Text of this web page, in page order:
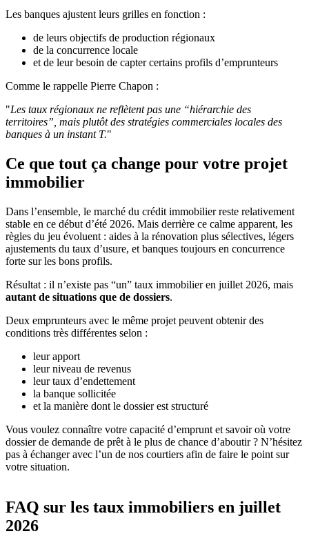
Les banques ajustent leurs grilles en fonction :
de leurs objectifs de production régionaux
de la concurrence locale
et de leur besoin de capter certains profils d’emprunteurs
Comme le rappelle Pierre Chapon :
"Les taux régionaux ne reflètent pas une “hiérarchie des
territoires”, mais plutôt des stratégies commerciales locales des
banques à un instant T."
Ce que tout ça change pour votre projet
immobilier
Dans l’ensemble, le marché du crédit immobilier reste relativement
stable en ce début d’été 2026. Mais derrière ce calme apparent, les
règles du jeu évoluent : aides à la rénovation plus sélectives, légers
ajustements du taux d’usure, et banques toujours en concurrence
forte sur les bons profils.
Résultat : il n’existe pas “un” taux immobilier en juillet 2026, mais
autant de situations que de dossiers.
Deux emprunteurs avec le même projet peuvent obtenir des
conditions très différentes selon :
leur apport
leur niveau de revenus
leur taux d’endettement
la banque sollicitée
et la manière dont le dossier est structuré
Vous voulez connaître votre capacité d’emprunt et savoir où votre
dossier de demande de prêt à le plus de chance d’aboutir ? N’hésitez
pas à échanger avec l’un de nos courtiers afin de faire le point sur
votre situation.
FAQ sur les taux immobiliers en juillet
2026